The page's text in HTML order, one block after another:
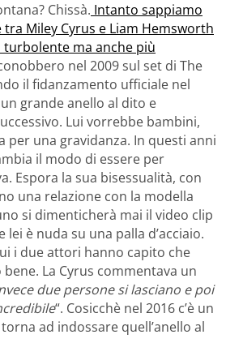
Chissà. Intanto sappiamo
tra Miley Cyrus e Liam Hemsworth
ma anche più
nel 2009 sul set di The
il fidanzamento ufficiale nel
grande anello al dito e
Lui vorrebbe bambini,
per una gravidanza. In questi anni
il modo di essere per
Espora la sua bisessualità, con
una relazione con la modella
si dimenticherà mai il video clip
lei è nuda su una palla d’acciaio.
i due attori hanno capito che
La Cyrus commentava un
due persone si lasciano e poi
“. Cosicchè nel 2016 c’è un
ad indossare quell’anello al